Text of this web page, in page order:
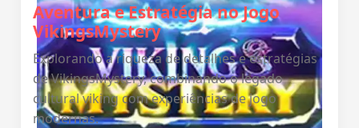
Aventura e Estratégia no Jogo
VikingsMystery
Explorando a riqueza de detalhes e estratégias
de VikingsMystery, combinando o legado
cultural viking com experiências de jogo
modernas.